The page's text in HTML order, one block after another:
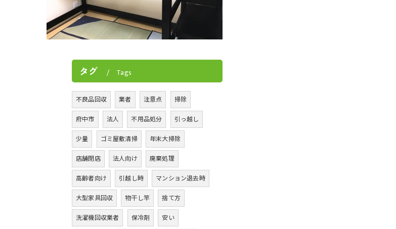
タグ Tags
不良品回収 業者 注意点
掃除
府中市
法人 不用品処分
引っ越し
少量
ゴミ屋敷清掃
年末大掃除
店舗閉店
法人向け
廃棄処理
高齢者向け
引越し時
マンション退去時
大型家具回収
物干し竿
捨て方
洗濯機回収業者
保冷剤
安い